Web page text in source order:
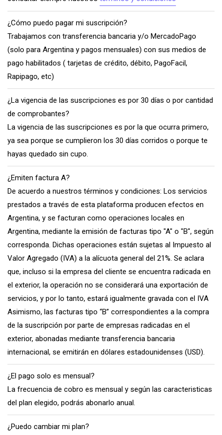
¿Cómo puedo pagar mi suscripción?
Trabajamos con transferencia bancaria y/o MercadoPago
(solo para Argentina y pagos mensuales) con sus medios de
pago habilitados ( tarjetas de crédito, débito, PagoFacil,
Rapipago, etc)
¿La vigencia de las suscripciones es por 30 días o por cantidad
de comprobantes?
La vigencia de las suscripciones es por la que ocurra primero,
ya sea porque se cumplieron los 30 días corridos o porque te
hayas quedado sin cupo.
¿Emiten factura A?
De acuerdo a nuestros términos y condiciones: Los servicios
prestados a través de esta plataforma producen efectos en
Argentina, y se facturan como operaciones locales en
Argentina, mediante la emisión de facturas tipo "A" o "B", según
corresponda. Dichas operaciones están sujetas al Impuesto al
Valor Agregado (IVA) a la alícuota general del 21%. Se aclara
que, incluso si la empresa del cliente se encuentra radicada en
el exterior, la operación no se considerará una exportación de
servicios, y por lo tanto, estará igualmente gravada con el IVA
Asimismo, las facturas tipo “B” correspondientes a la compra
de la suscripción por parte de empresas radicadas en el
exterior, abonadas mediante transferencia bancaria
internacional, se emitirán en dólares estadounidenses (USD).
¿El pago solo es mensual?
La frecuencia de cobro es mensual y según las caracteristicas
del plan elegido, podrás abonarlo anual.
¿Puedo cambiar mi plan?